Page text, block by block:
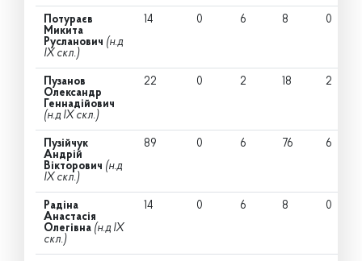
Потураєв
Микита
Русланович (н.д
IX скл.)
14 0 6 8 0
Пузанов
Олександр
Геннадійович
(н.д IX скл.)
22 0 2 18 2
Пузійчук
Андрій
Вікторович (н.д
IX скл.)
89 0 6 76 6
Радіна
Анастасія
Олегівна (н.д IX
скл.)
14 0 6 8 0